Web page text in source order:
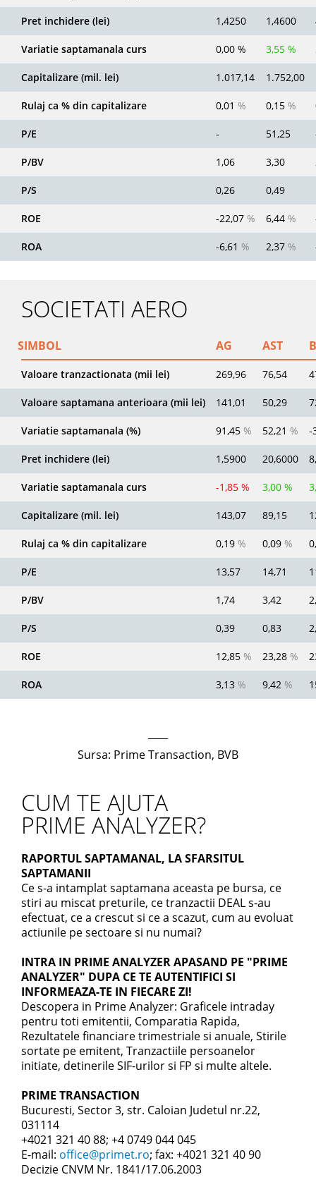
Pret inchidere (lei) 1,4250 1,4600
Variatie saptamanala curs 0,00 % 3,55 %
Capitalizare (mil. lei) 1.017,14 1.752,00
Rulaj ca % din capitalizare 0,01 % 0,15 %
P/E - 51,25
P/BV 1,06 3,30
P/S 0,26 0,49
ROE -22,07 % 6,44 %
ROA -6,61 % 2,37 %
SOCIETATI AERO
SIMBOL AG AST
Valoare tranzactionata (mii lei) 269,96 76,54
Valoare saptamana anterioara (mii lei) 141,01 50,29
Variatie saptamanala (%) 91,45 % 52,21 % -
Pret inchidere (lei) 1,5900 20,6000
Variatie saptamanala curs -1,85 % 3,00 %
Capitalizare (mil. lei) 143,07 89,15
Rulaj ca % din capitalizare 0,19 % 0,09 %
P/E 13,57 14,71
P/BV 1,74 3,42
P/S 0,39 0,83
ROE 12,85 % 23,28 %
ROA 3,13 % 9,42 %
Sursa: Prime Transaction, BVB
CUM TE AJUTA
PRIME ANALYZER?
RAPORTUL SAPTAMANAL, LA SFARSITUL
SAPTAMANII
Ce s-a intamplat saptamana aceasta pe bursa, ce
stiri au miscat preturile, ce tranzactii DEAL s-au
efectuat, ce a crescut si ce a scazut, cum au evoluat
actiunile pe sectoare si nu numai?
INTRA IN PRIME ANALYZER APASAND PE "PRIME
ANALYZER" DUPA CE TE AUTENTIFICI SI
INFORMEAZA-TE IN FIECARE ZI!
Descopera in Prime Analyzer: Graficele intraday
pentru toti emitentii, Comparatia Rapida,
Rezultatele financiare trimestriale si anuale, Stirile
sortate pe emitent, Tranzactiile persoanelor
initiate, detinerile SIF-urilor si FP si multe altele.
PRIME TRANSACTION
Bucuresti, Sector 3, str. Caloian Judetul nr.22,
031114
+4021 321 40 88; +4 0749 044 045
E-mail: office@primet.ro; fax: +4021 321 40 90
Decizie CNVM Nr. 1841/17.06.2003